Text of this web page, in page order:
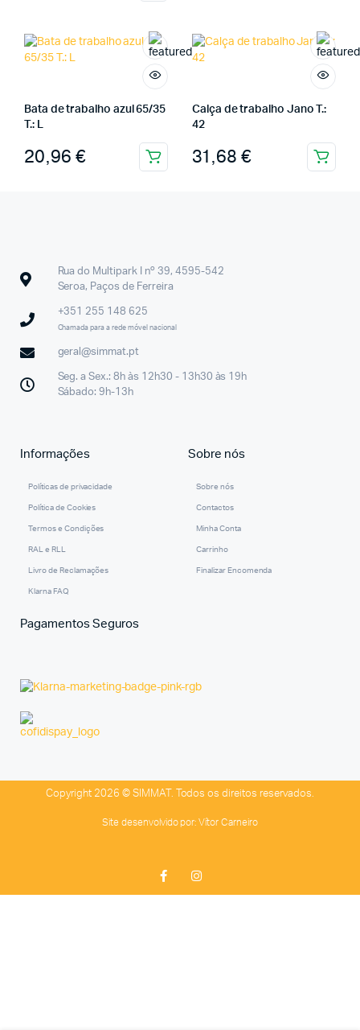
Bata de trabalho azul 65/35
T.: L
20,96 €
Calça de trabalho Jano T.:
42
31,68 €
Rua do Multipark I nº 39, 4595-542
Seroa, Paços de Ferreira
+351 255 148 625
Chamada para a rede móvel nacional
geral@simmat.pt
Seg. a Sex.: 8h às 12h30 - 13h30 às 19h
Sábado: 9h-13h
Informações
Políticas de privacidade
Política de Cookies
Termos e Condições
RAL e RLL
Livro de Reclamações
Klarna FAQ
Sobre nós
Sobre nós
Contactos
Minha Conta
Carrinho
Finalizar Encomenda
Pagamentos Seguros
Copyright 2026 © SIMMAT. Todos os direitos reservados.
Site desenvolvido por: Vítor Carneiro